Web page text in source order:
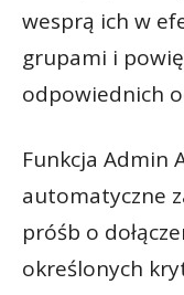
wesprą ich w
grupami i
odpowiednich
Funkcja Admin
automatyczne
próśb o
określonych